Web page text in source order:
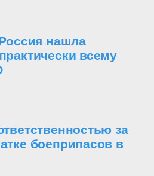
нашла
всему
за
боеприпасов в